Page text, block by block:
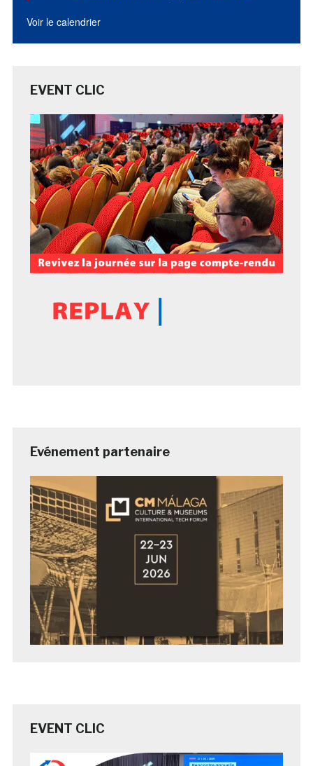
Voir le calendrier
EVENT CLIC
Evénement partenaire
EVENT CLIC